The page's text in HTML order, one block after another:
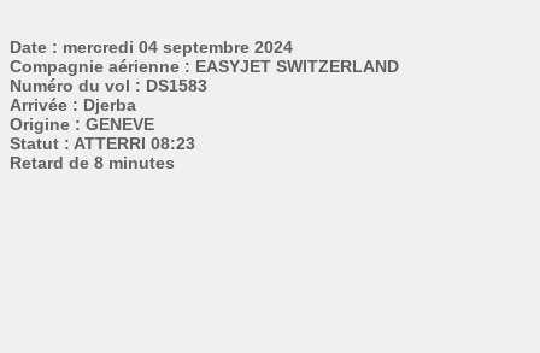
Date : mercredi 04 septembre 2024
Compagnie aérienne : EASYJET SWITZERLAND
Numéro du vol : DS1583
Arrivée : Djerba
Origine : GENEVE
Statut : ATTERRI 08:23
Retard de 8 minutes